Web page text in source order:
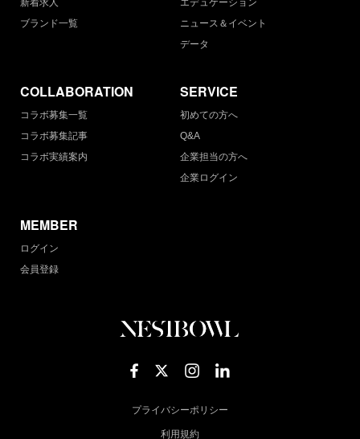
新着求人
ブランド一覧
エデュケーション
ニュース＆イベント
データ
COLLABORATION
コラボ募集一覧
コラボ募集記事
コラボ実績案内
SERVICE
初めての方へ
Q&A
企業担当の方へ
企業ログイン
MEMBER
ログイン
会員登録
プライバシーポリシー
利用規約